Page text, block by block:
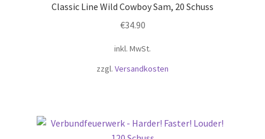
Classic Line Wild Cowboy Sam, 20 Schuss
€34.90
inkl. MwSt.
zzgl. Versandkosten